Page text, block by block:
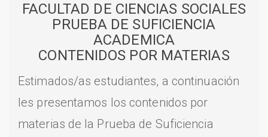
FACULTAD DE CIENCIAS SOCIALES
PRUEBA DE SUFICIENCIA
ACADEMICA
CONTENIDOS POR MATERIAS
Estimados/as estudiantes, a continuación
les presentamos los contenidos por
materias de la Prueba de Suficiencia